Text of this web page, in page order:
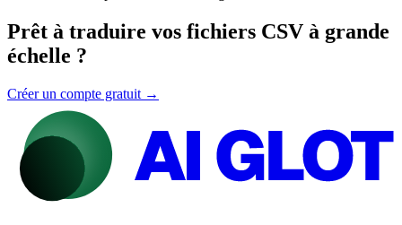
Prêt à traduire vos fichiers CSV à grande
échelle ?
Créer un compte gratuit →